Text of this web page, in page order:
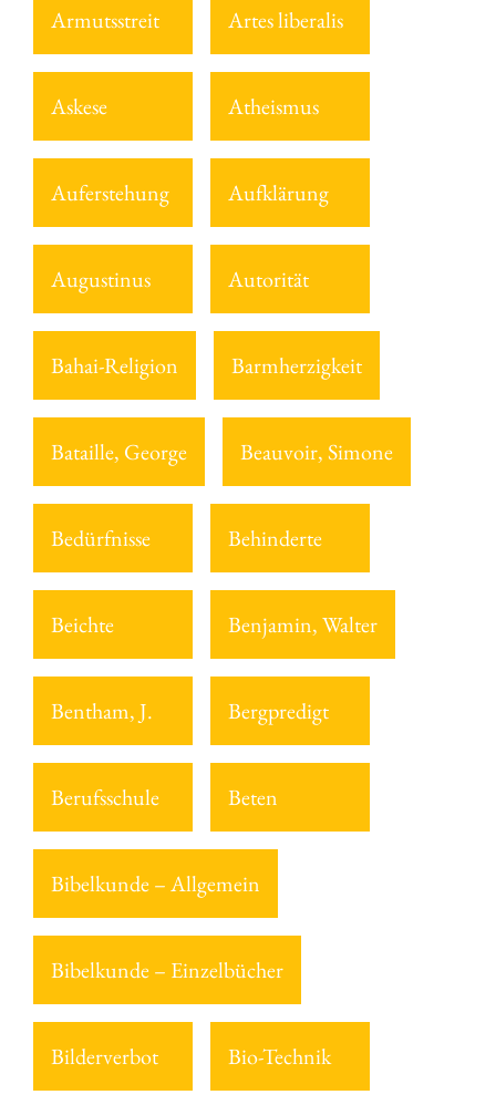
Armutsstreit Artes liberalis
Askese Atheismus
Auferstehung Aufklärung
Augustinus Autorität
Bahai-Religion Barmherzigkeit
Bataille, George Beauvoir, Simone
Bedürfnisse Behinderte
Beichte Benjamin, Walter
Bentham, J. Bergpredigt
Berufsschule Beten
Bibelkunde – Allgemein
Bibelkunde – Einzelbücher
Bilderverbot Bio-Technik